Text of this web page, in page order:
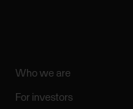
Who we are
For investors